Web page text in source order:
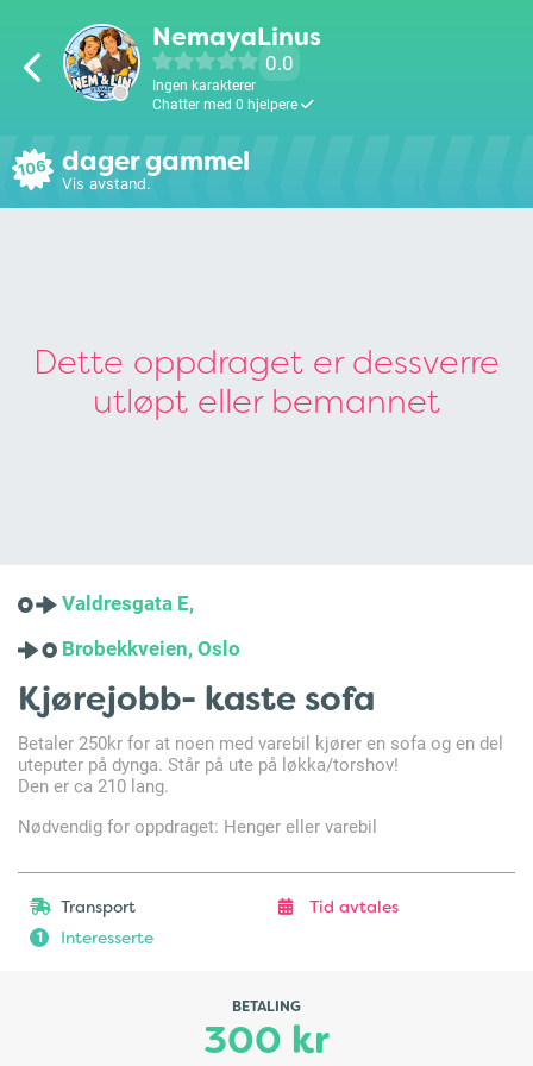
NemayaLinus
0.0
Ingen karakterer
Chatter med 0 hjelpere
106 dager gammel
Vis avstand.
Dette oppdraget er dessverre
utløpt eller bemannet
Valdresgata E,
Brobekkveien, Oslo
Kjørejobb- kaste sofa
Betaler 250kr for at noen med varebil kjører en sofa og en del
uteputer på dynga. Står på ute på løkka/torshov!
Den er ca 210 lang.
Nødvendig for oppdraget: Henger eller varebil
Transport Tid avtales
1 Interesserte
BETALING
300 kr